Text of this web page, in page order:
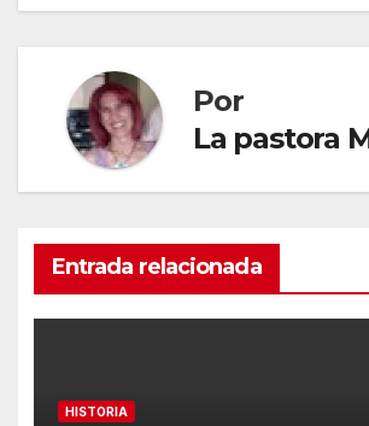
Por
La pastora
Entrada relacionada
HISTORIA